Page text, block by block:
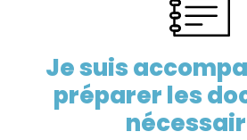
Je suis
préparer les